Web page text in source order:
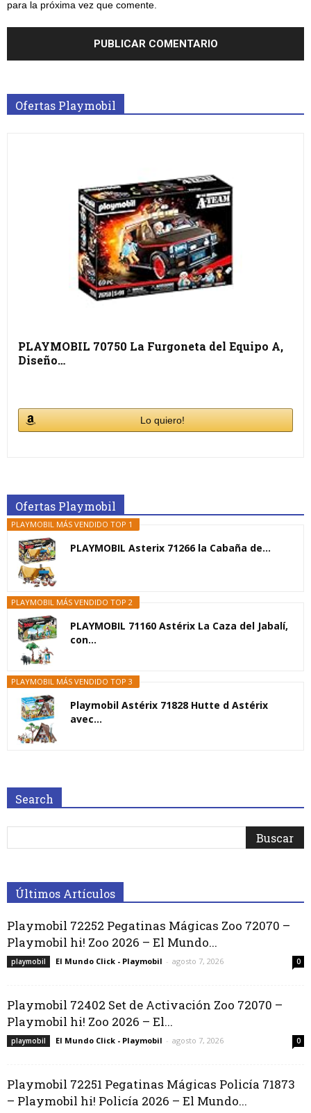
para la próxima vez que comente.
Ofertas Playmobil
PLAYMOBIL 70750 La Furgoneta del Equipo A,
Diseño…
Lo quiero!
Ofertas Playmobil
PLAYMOBIL MÁS VENDIDO TOP 1
PLAYMOBIL Asterix 71266 la Cabaña de...
PLAYMOBIL MÁS VENDIDO TOP 2
PLAYMOBIL 71160 Astérix La Caza del Jabalí,
con...
PLAYMOBIL MÁS VENDIDO TOP 3
Playmobil Astérix 71828 Hutte d Astérix
avec...
Search
Últimos Artículos
Playmobil 72252 Pegatinas Mágicas Zoo 72070 –
Playmobil hi! Zoo 2026 – El Mundo...
playmobil El Mundo Click - Playmobil - agosto 7, 2026 0
Playmobil 72402 Set de Activación Zoo 72070 –
Playmobil hi! Zoo 2026 – El...
playmobil El Mundo Click - Playmobil - agosto 7, 2026 0
Playmobil 72251 Pegatinas Mágicas Policía 71873
– Playmobil hi! Policía 2026 – El Mundo...